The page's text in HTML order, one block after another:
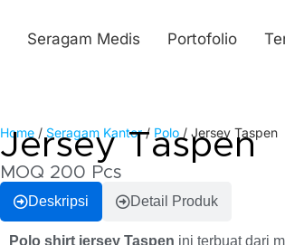
Seragam Medis Portofolio
Home / Seragam Kantor/ Polo / Jersey Taspen
Jersey Taspen
MOQ 200 Pcs
Deskripsi Detail Produk
Polo shirt jersey Taspen ini terbuat dari